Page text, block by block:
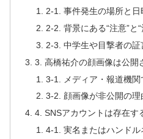
2-1. 事件発生の場所と日
2-2. 背景にある“注意”と
2-3. 中学生や目撃者の
3. 高橋祐介の顔画像は公開
3-1. メディア・報道機
3-2. 顔画像が非公開の
4. SNSアカウントは存在す
4-1. 実名またはハンド